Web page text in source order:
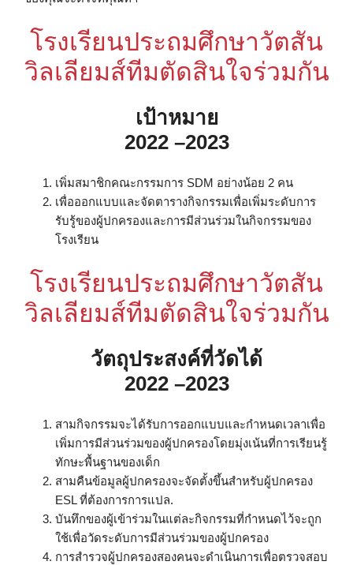
โรงเรียนประถมศึกษาวัตสัน
วิลเลียมส์ทีมตัดสินใจร่วมกัน
เป้าหมาย
2022 –2023
เพิ่มสมาชิกคณะกรรมการ SDM อย่างน้อย 2 คน
เพื่อออกแบบและจัดตารางกิจกรรมเพื่อเพิ่มระดับการ
รับรู้ของผู้ปกครองและการมีส่วนร่วมในกิจกรรมของ
โรงเรียน
โรงเรียนประถมศึกษาวัตสัน
วิลเลียมส์ทีมตัดสินใจร่วมกัน
วัตถุประสงค์ที่วัดได้
2022 –2023
สามกิจกรรมจะได้รับการออกแบบและกําหนดเวลาเพื่อ
เพิ่มการมีส่วนร่วมของผู้ปกครองโดยมุ่งเน้นที่การเรียนรู้
ทักษะพื้นฐานของเด็ก
สามคืนข้อมูลผู้ปกครองจะจัดตั้งขึ้นสําหรับผู้ปกครอง
ESL ที่ต้องการการแปล.
บันทึกของผู้เข้าร่วมในแต่ละกิจกรรมที่กําหนดไว้จะถูก
ใช้เพื่อวัดระดับการมีส่วนร่วมของผู้ปกครอง
การสํารวจผู้ปกครองสองคนจะดําเนินการเพื่อตรวจสอบ